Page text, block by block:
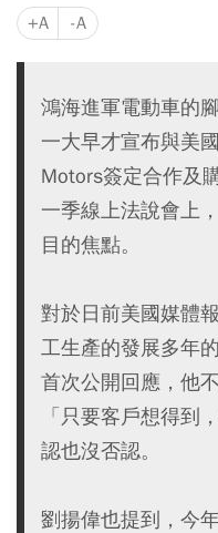
+A -A
鴻海進軍電動車的
一大早才宣布與美
Motors簽定合作及
一季線上法說會上
目的焦點。
對於日前美國媒體
工生產的發展多年
首次公開回應，他
「只要客戶想得到
認也沒否認。
劉揚偉也提到，今